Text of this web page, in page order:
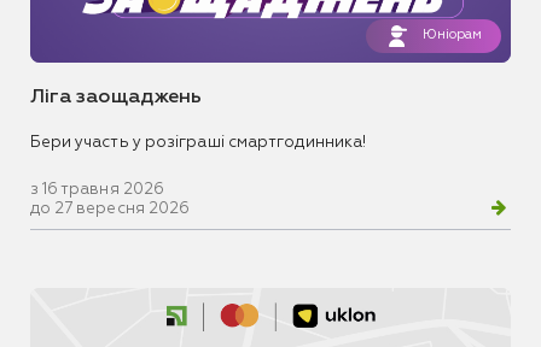
Юніорам
Ліга заощаджень
Бери участь у розіграші смартгодинника!
з 16 травня 2026
до 27 вересня 2026